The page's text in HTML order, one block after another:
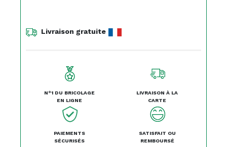
Livraison gratuite
N°1 DU BRICOLAGE
EN LIGNE
LIVRAISON À LA
CARTE
PAIEMENTS
SÉCURISÉS
SATISFAIT OU
REMBOURSÉ